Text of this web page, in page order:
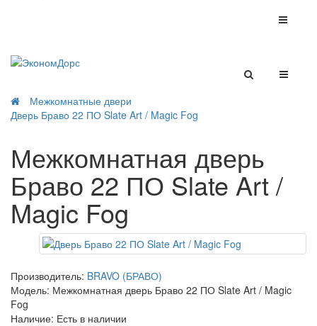
Межкомнатные двери
Дверь Браво 22 ПО Slate Art / Magic Fog
Межкомнатная дверь
Браво 22 ПО Slate Art /
Magic Fog
Производитель: BRAVO (БРАВО)
Модель: Межкомнатная дверь Браво 22 ПО Slate Art / Magic
Fog
Наличие: Есть в наличии